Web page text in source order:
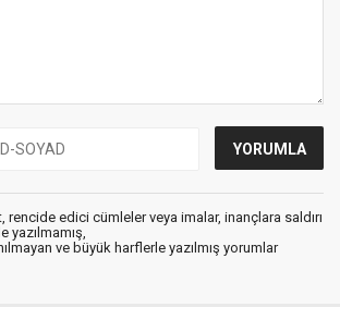
rencide edici cümleler veya imalar, inançlara saldırı
yazılmamış,
ve büyük harflerle yazılmış yorumlar